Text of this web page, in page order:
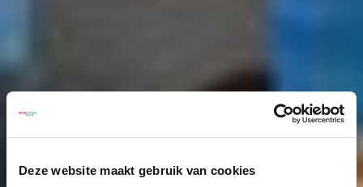
Deze website maakt gebruik van cookies